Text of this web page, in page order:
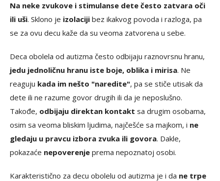
Na neke zvukove i stimulanse dete često zatvara oči
ili uši. Sklono je izolaciji bez ikakvog povoda i razloga, pa
se za ovu decu kaže da su veoma zatvorena u sebe.
Deca obolela od autizma često odbijaju raznovrsnu hranu,
jedu jednoličnu hranu iste boje, oblika i mirisa. Ne
reaguju kada im nešto "naredite", pa se stiče utisak da
dete ili ne razume govor drugih ili da je neposlušno.
Takođe, odbijaju direktan kontakt sa drugim osobama,
osim sa veoma bliskim ljudima, najčešće sa majkom, i ne
gledaju u pravcu izbora zvuka ili govora. Dakle,
pokazaće nepoverenje prema nepoznatoj osobi.
Karakteristično za decu obolelu od autizma je i da ne trpe